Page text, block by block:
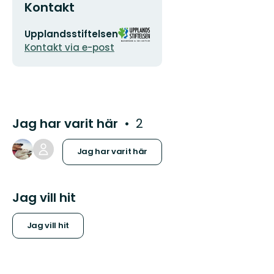
Kontakt
E-
postadress
Upplandsstiftelsen
Kontakt via e-post
Organisationens
logotyp
Jag har varit här 2
Jag har varit här
Jag vill hit
Jag vill hit